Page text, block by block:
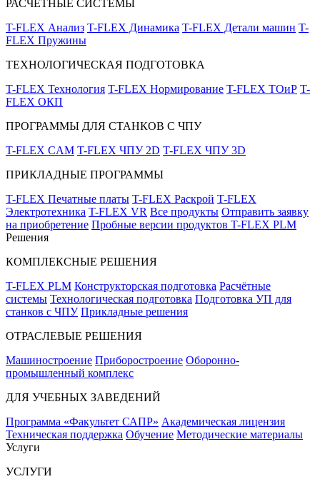
РАСЧЁТНЫЕ СИСТЕМЫ
T-FLEX Анализ T-FLEX Динамика T-FLEX Детали машин T-
FLEX Пружины
ТЕХНОЛОГИЧЕСКАЯ ПОДГОТОВКА
T-FLEX Технология T-FLEX Нормирование T-FLEX ТОиР T-
FLEX ОКП
ПРОГРАММЫ ДЛЯ СТАНКОВ С ЧПУ
T-FLEX CAM T-FLEX ЧПУ 2D T-FLEX ЧПУ 3D
ПРИКЛАДНЫЕ ПРОГРАММЫ
T-FLEX Печатные платы T-FLEX Раскрой T-FLEX
Электротехника T-FLEX VR Все продукты Отправить заявку
на приобретение Пробные версии продуктов T-FLEX PLM
Решения
КОМПЛЕКСНЫЕ РЕШЕНИЯ
T-FLEX PLM Конструкторская подготовка Расчётные
системы Технологическая подготовка Подготовка УП для
станков с ЧПУ Прикладные решения
ОТРАСЛЕВЫЕ РЕШЕНИЯ
Машиностроение Приборостроение Оборонно-
промышленный комплекс
ДЛЯ УЧЕБНЫХ ЗАВЕДЕНИЙ
Программа «Факультет САПР» Академическая лицензия
Техническая поддержка Обучение Методические материалы
Услуги
УСЛУГИ